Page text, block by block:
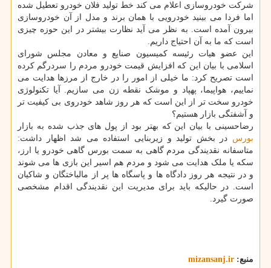
شرکت خودروسازی اعلام می کند خط تولید فلان خودرو تعطیل شده
اما فردا می بینید خودرویی با همان برند و مدل از آن خودروسازی
بیرون آمده است. به نظر می آید نظارت بیشتر در این حوزه چیزی
است که ما به آن احتیاج داریم.
این عضو هیات رئیسه کمیسیون صنایع و معادن مجلس شورای
اسلامی با بیان این که افزایش قیمت خودرو مردم را سردرگم کرده
است تصریح کرد: ما خیلی از امور را در خارج از مرزها هدایت می
نماییم، هواپیما، پهپاد و موشک نقطه زن می سازیم. آیا تکنولوژی
خودرو سخت تر از این است که هر روز شاهد خودروی بی کیفیت تر
و آشفتگی بازار هستیم؟
رضاحسینی با بیان این که بهتر بود از پول های جذب شده به بازار
بورس در بخش تولید و زیربنایی استفاده می شد اظهار داشت:
متاسفانه نقدیندگی مردم گاهی به سمت بورس گاهی خودرو یا ارز،
سکه یا ملک هدایت می شود و مردم هم اسیر این بازی ها می شوند
و در نتیجه هر روز دادگاه ها و پاسگاه ها پر از مالباختگان و شاکیان
است. در حالیکه باید برای مدیریت این نقدیندگی اقدام مشخصی
صورت گیرد.
منبع: mizansanj.ir